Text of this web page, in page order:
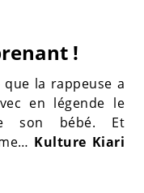
!
la rappeuse a
en légende le
son bébé. Et
Kulture Kiari